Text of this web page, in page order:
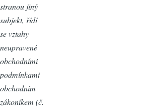
stranou jiný
subjekt, řídí
se vztahy
neupravené
obchodními
podmínkami
obchodním
zákoníkem (č.